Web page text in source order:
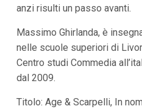
anzi risulti un passo avanti.
Massimo Ghirlanda, è
nelle scuole superiori di
Centro studi Commedia
dal 2009.
Titolo: Age & Scarpelli, In